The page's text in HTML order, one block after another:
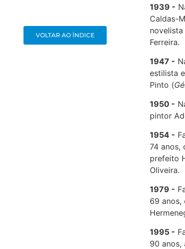
VOLTAR AO ÍNDICE
1939
Caldas-
novelista
Ferreira.
1947
estilista
Pinto (
1950
pintor
1954
74 anos,
prefeito
Oliveira.
1979
69
1995
90 anos,